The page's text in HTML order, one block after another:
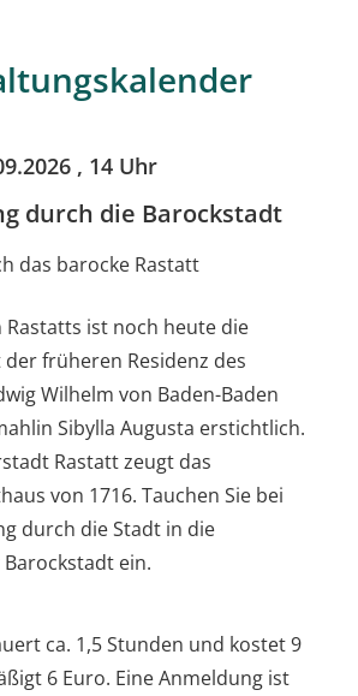
, 14 Uhr
durch die Barockstadt
das barocke Rastatt
Rastatts ist noch heute die
früheren Residenz des
Wilhelm von Baden-Baden
Sibylla Augusta erstichtlich.
Rastatt zeugt das
von 1716. Tauchen Sie bei
durch die Stadt in die
ein.
ca. 1,5 Stunden und kostet 9
6 Euro. Eine Anmeldung ist